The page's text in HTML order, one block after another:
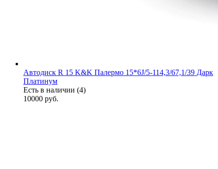
Автодиск R 15 K&K Палермо 15*6J/5-114,3/67,1/39 Дарк
Платинум
Есть в наличии (4)
10000 руб.